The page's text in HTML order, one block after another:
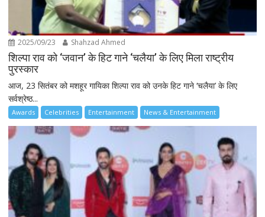
2025/09/23 Shahzad Ahmed
शिल्पा राव को ‘जवान’ के हिट गाने ‘चलैया’ के लिए मिला राष्ट्रीय
पुरस्कार
आज, 23 सितंबर को मशहूर गायिका शिल्पा राव को उनके हिट गाने ‘चलैया’ के लिए
सर्वश्रेष्ठ...
Awards Celebrities Entertainment News & Entertainment